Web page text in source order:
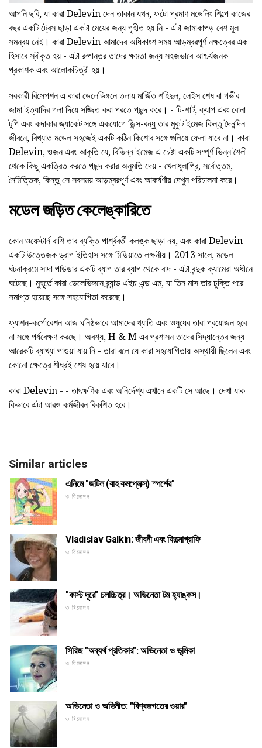
আপনি ছবি, যা কারা Delevin দেন তাকান যখন, ফটো প্রমাণ মডেলিং শিল্পে কাজের
বছর একটি ট্রেস ছাড়া একটা মেয়ের জন্য গৃহীত হয় নি - এটা জামাকাপড় বেশ মূল
সমন্বয় নেই। কারা Delevin আমাদের অধিকাংশ সময় আড়ম্বরপূর্ণ নক্ষত্রের এক
হিসাবে স্বীকৃত হয় - এটা রুপান্তর তাদের ক্ষমতা জন্য সহজভাবে আশ্চর্যজনক
প্রকাশক এবং আলোকচিত্রী হয়।
সরকারী রিসেপশন এ কারা ডেলেভিঙ্গনে তলায় মার্জিত শহিদুল, লেইস শেষ বা গভীর
জামা ইত্যাদির গলা দিয়ে সজ্জিত করা পরতে পছন্দ করে। - টি-শার্ট, ক্যাপ এবং বোনা
টুপি এবং কদাকার জ্যাকেট সঙ্গে একযোগে জিন্স-বন্ধু তার মুকুট ইমেজ কিন্তু দৈনন্দিন
জীবনে, বিখ্যাত মডেল সহজেই একটি কঠিন কিশোর সঙ্গে গুলিয়ে ফেলা যাবে না। কারা
Delevin, ওজন এবং আকৃতি যে, বিভিন্ন ইমেজ এ চেষ্টা একটি সম্পূর্ণ ভিন্ন শৈলী
থেকে কিছু একত্রিত করতে পছন্দ করার অনুমতি দেয় - খেলাধুলাপ্রি়, সর্বোত্তম,
নৈমিত্তিক, কিন্তু সে সবসময় আড়ম্বরপূর্ণ এবং আকর্ষণীয় দেখুন পরিচালনা করে।
মডেল জড়িত কেলেঙ্কারিতে
কোন ওয়েস্টার্ন রাশি তার ব্যক্তি পার্শ্ববর্তী কলঙ্ক ছাড়া নয়, এবং কারা Delevin
একটি উত্তেজক ড্রাগ ইতিহাস সঙ্গে মিডিয়াতে লক্ষনীয়। 2013 সালে, মডেল
ঘটনাক্রমে সাদা পাউডার একটি ব্যাগ তার ব্যাগ থেকে বাদ - এটা বন্দুক ক্যামেরা অধীনে
ঘটেছে। মুহূর্তে কারা ডেলেভিঙ্গনে ব্র্যান্ড এইচ এন্ড এম, যা তিন মাস তার চুক্তি পরে
সমাপ্ত হয়েছে সঙ্গে সহযোগিতা করেছে।
ফ্যাশন-কর্পোরেশন আজ ঘনিষ্ঠভাবে আমাদের খ্যাতি এবং ওষুধের তারা প্রয়োজন হবে
না সঙ্গে পর্যবেক্ষণ করছে। অবশ্য, H & M এর প্রশাসন তাদের সিদ্ধান্তের জন্য
আরেকটি ব্যাখ্যা পাওয়া যায় নি - তারা বলে যে কারা সহযোগিতায় অস্থায়ী ছিলেন এবং
কোনো ক্ষেত্রে শীঘ্রই শেষ হয়ে যাবে।
কারা Delevin - - তাৎক্ষণিক এবং অনির্দেশ্য এখানে একটি সে আছে। দেখা যাক
কিভাবে এটা আরও কর্মজীবন বিকশিত হবে।
Similar articles
এনিমে "জটিল (বাহ কমপ্লেক্স) স্পর্শের"
ও বিনোদন
Vladislav Galkin: জীবনী এবং ফিল্মোগ্রাফি
ও বিনোদন
"কাস্ট দূরে" চলচ্চিত্র। অভিনেতা টম হ্যাঙ্কস।
ও বিনোদন
সিরিজ "অব্যর্থ প্রতিকার": অভিনেতা ও ভূমিকা
ও বিনোদন
অভিনেতা ও অভিনীত: "বিশ্বজগতের ওয়ার"
ও বিনোদন